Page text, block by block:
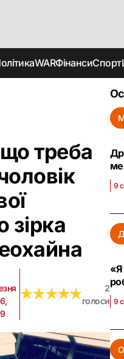
WARФінансиСпорт
треба
зірка
★★★★★
★★★★★
2
голоси
9
«Я
9